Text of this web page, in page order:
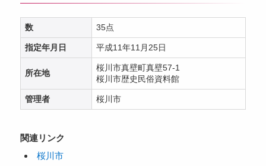
数 35点
指定年月日 平成11年11月25日
所在地
桜川市真壁町真壁57-1
桜川市歴史民俗資料館
管理者 桜川市
関連リンク
桜川市